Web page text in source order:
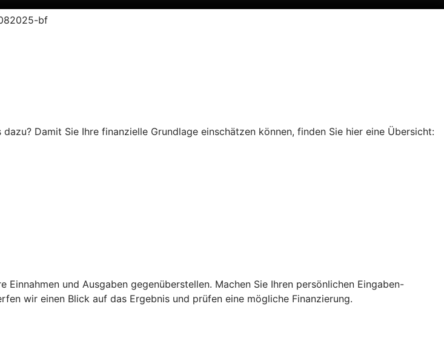
bf
Damit Sie Ihre finanzielle Grundlage einschätzen können, finden Sie hier eine Übersicht:
und Ausgaben gegenüberstellen. Machen Sie Ihren persönlichen Eingaben-
wir einen Blick auf das Ergebnis und prüfen eine mögliche Finanzierung.